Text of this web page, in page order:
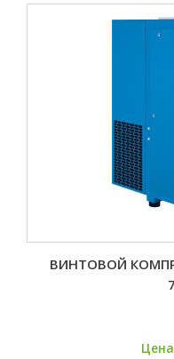
ВИНТОВОЙ